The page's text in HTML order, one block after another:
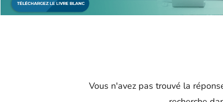
Vous n'avez pas trouvé la